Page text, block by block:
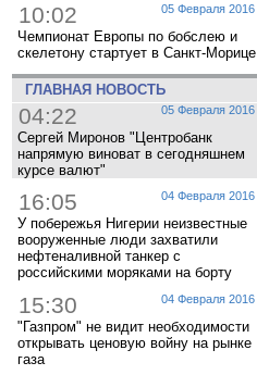
05 Февраля 2016
10:02
Чемпионат Европы по бобслею и
скелетону стартует в Санкт-Морице
ГЛАВНАЯ НОВОСТЬ
05 Февраля 2016
04:22
Сергей Миронов "Центробанк
напрямую виноват в сегодняшнем
курсе валют"
04 Февраля 2016
16:05
У побережья Нигерии неизвестные
вооруженные люди захватили
нефтеналивной танкер с
российскими моряками на борту
04 Февраля 2016
15:30
"Газпром" не видит необходимости
открывать ценовую войну на рынке
газа